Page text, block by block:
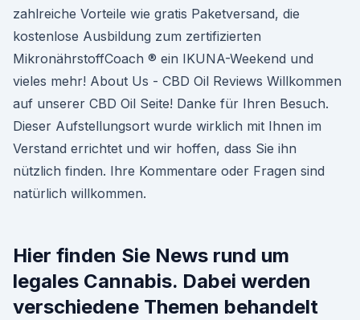
zahlreiche Vorteile wie gratis Paketversand, die
kostenlose Ausbildung zum zertifizierten
MikronährstoffCoach ® ein IKUNA-Weekend und
vieles mehr! About Us - CBD Oil Reviews Willkommen
auf unserer CBD Oil Seite! Danke für Ihren Besuch.
Dieser Aufstellungsort wurde wirklich mit Ihnen im
Verstand errichtet und wir hoffen, dass Sie ihn
nützlich finden. Ihre Kommentare oder Fragen sind
natürlich willkommen.
Hier finden Sie News rund um
legales Cannabis. Dabei werden
verschiedene Themen behandelt